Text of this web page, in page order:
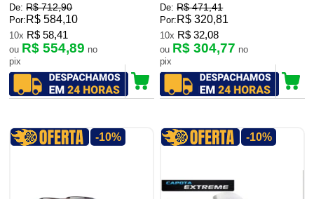
De: R$ 712,90
Por: R$ 584,10
10x R$ 58,41
ou R$ 554,89 no
pix
De: R$ 471,41
Por: R$ 320,81
10x R$ 32,08
ou R$ 304,77 no
pix
-10% -10%